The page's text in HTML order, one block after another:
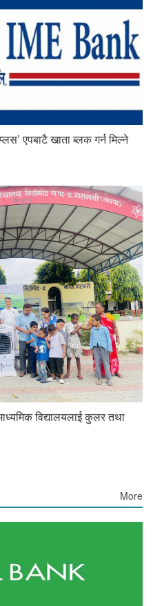
एपबाटै खाता ब्लक गर्न मिल्ने
विद्यालयलाई कुलर तथा
More